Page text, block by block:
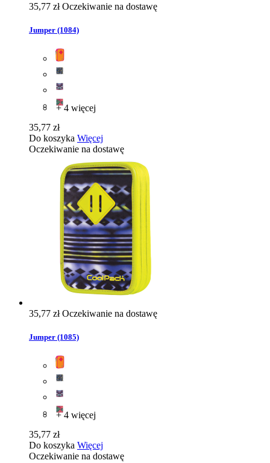
35,77 złOczekiwanie na dostawę
Jumper (1084)
+ 4 więcej
35,77 zł
Do koszyka Więcej
Oczekiwanie na dostawę
35,77 złOczekiwanie na dostawę
Jumper (1085)
+ 4 więcej
35,77 zł
Do koszyka Więcej
Oczekiwanie na dostawę